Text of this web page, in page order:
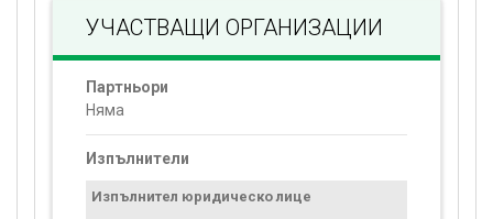
УЧАСТВАЩИ ОРГАНИЗАЦИИ
Партньори
Няма
Изпълнители
Изпълнител юридическо лице